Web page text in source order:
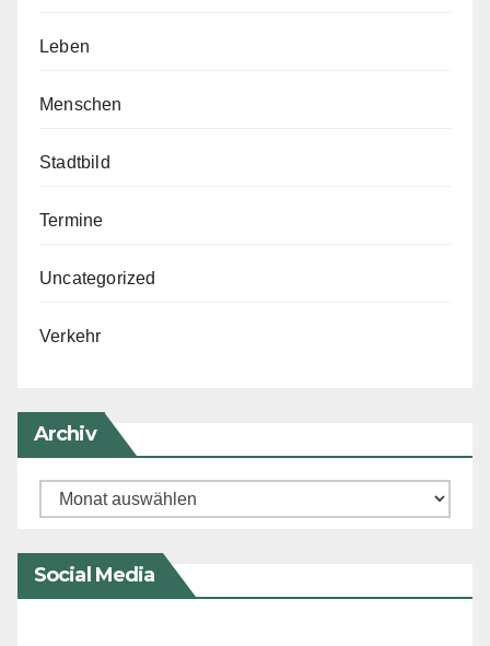
Leben
Menschen
Stadtbild
Termine
Uncategorized
Verkehr
Archiv
Archiv
Social Media